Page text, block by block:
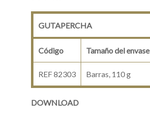
GUTAPERCHA
Código Tamaño del envase
REF 82303 Barras, 110 g
DOWNLOAD